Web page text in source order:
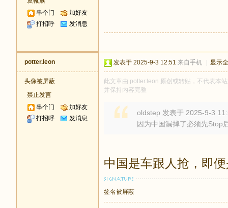
串个门
加好友
打招呼
发消息
potter.leon
头像被屏蔽
禁止发言
串个门
加好友
打招呼
发消息
发表于 2025-9-3 12:51 来自手机 显示
此文章由 potter.leon 原创或转贴，不代表本
并保持内容完整
oldstep 发表于 2025-9-3
因为中国漏掉了必须先Stop
中国是车跟人抢，即
签名被屏蔽